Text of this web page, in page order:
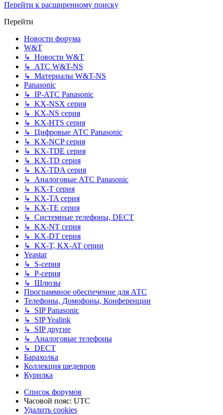
Перейти к расширенному поиску
Перейти
Новости форума
W&T
↳ Новости W&T
↳ АТС W&T-NS
↳ Материалы W&T-NS
Panasonic
↳ IP-АТС Panasonic
↳ KX-NSX серия
↳ KX-NS серия
↳ KX-HTS серия
↳ Цифровые АТС Panasonic
↳ KX-NCP серия
↳ KX-TDE серия
↳ KX-TD серия
↳ KX-TDA серия
↳ Аналоговые АТС Panasonic
↳ KX-T серия
↳ KX-TA серия
↳ KX-TE серия
↳ Системные телефоны, DECT
↳ KX-NT серия
↳ KX-DT серия
↳ KX-T, KX-AT серии
Yeastar
↳ S-серия
↳ P-серия
↳ Шлюзы
Программное обеспечение для АТС
Телефоны, Домофоны, Конференции
↳ SIP Panasonic
↳ SIP Yealink
↳ SIP другие
↳ Аналоговые телефоны
↳ DECT
Барахолка
Коллекция шедевров
Курилка
Список форумов
Часовой пояс: UTC
Удалить cookies